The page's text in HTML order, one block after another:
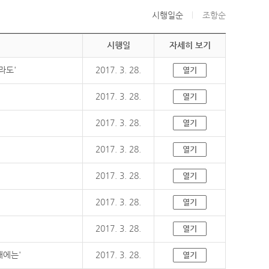
시행일순 조항순
시행일 자세히 보기
도' 2017. 3. 28. 열기
2017. 3. 28. 열기
2017. 3. 28. 열기
2017. 3. 28. 열기
2017. 3. 28. 열기
2017. 3. 28. 열기
2017. 3. 28. 열기
에는' 2017. 3. 28. 열기